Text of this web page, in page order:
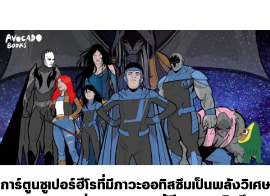
การ์ตูนซูเปอร์ฮีโรที่มีภาวะออทิสซึมเป็นพลังวิเศษ